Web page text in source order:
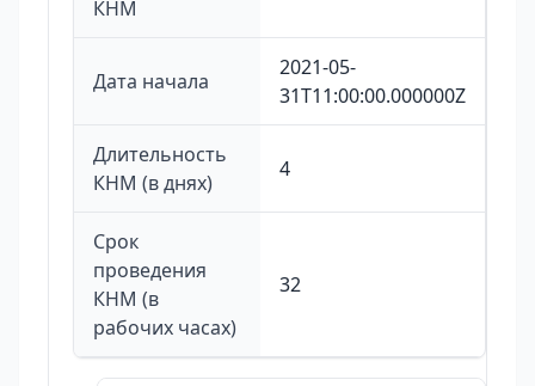
КНМ
Дата начала
2021-05-
31T11:00:00.000000Z
Длительность
КНМ (в днях)
4
Срок
проведения
КНМ (в
рабочих часах)
32